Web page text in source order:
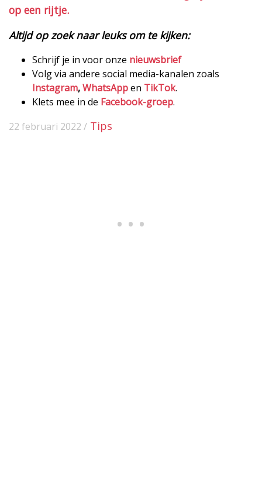
op een rijtje.
Altijd op zoek naar leuks om te kijken:
Schrijf je in voor onze nieuwsbrief
Volg via andere social media-kanalen zoals
Instagram,WhatsAppen TikTok.
Klets mee in de Facebook-groep.
22 februari 2022 / Tips